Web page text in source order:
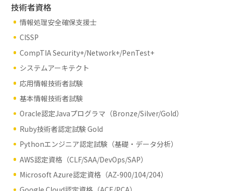
技術者資格
情報処理安全確保支援士
CISSP
CompTIA Security+/Network+/PenTest+
システムアーキテクト
応用情報技術者試験
基本情報技術者試験
Oracle認定Javaプログラマ（Bronze/Silver/Gold）
Ruby技術者認定試験 Gold
Pythonエンジニア認定試験（基礎・データ分析）
AWS認定資格（CLF/SAA/DevOps/SAP）
Microsoft Azure認定資格（AZ-900/104/204）